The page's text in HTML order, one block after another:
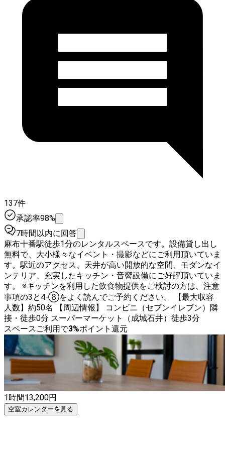
137件
承認率98%
7時間以内に回答
麻布十番駅徒歩1分のレンタルスペースです。設備貸し出し
無料で、大小様々なイベント・撮影などにご利用頂いていま
す。駅近のアクセス、天井が高い開放的な空間、モダンなイ
ンテリア、充実したキッチン・音響設備にご好評頂いていま
す。 ※キッチンを利用した飲食物提供をご検討の方は、注意
事項の3と4-⑧をよく読んでご予約ください。 【最大収容
人数】約50名 【周辺情報】 コンビニ（セブンイレブン）隣
接・徒歩0分 スーパーマーケット（成城石井）徒歩3分
スペースご利用で3%ポイント還元
1時間13,200円
空室カレンダーを見る